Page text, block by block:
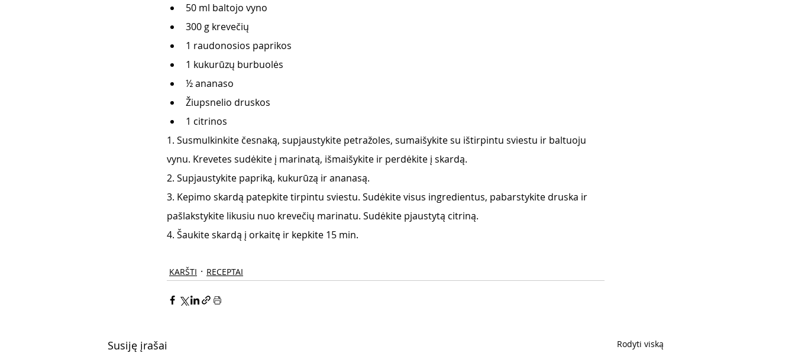
50 ml baltojo vyno
300 g krevečių
1 raudonosios paprikos
1 kukurūzų burbuolės
½ ananaso
Žiupsnelio druskos
1 citrinos
1. Susmulkinkite česnaką, supjaustykite petražoles, sumaišykite su ištirpintu sviestu ir baltuoju
vynu. Krevetes sudėkite į marinatą, išmaišykite ir perdėkite į skardą.
2. Supjaustykite papriką, kukurūzą ir ananasą.
3. Kepimo skardą patepkite tirpintu sviestu. Sudėkite visus ingredientus, pabarstykite druska ir
pašlakstykite likusiu nuo krevečių marinatu. Sudėkite pjaustytą citriną.
4. Šaukite skardą į orkaitę ir kepkite 15 min.
KARŠTI RECEPTAI
Susiję įrašai Rodyti viską